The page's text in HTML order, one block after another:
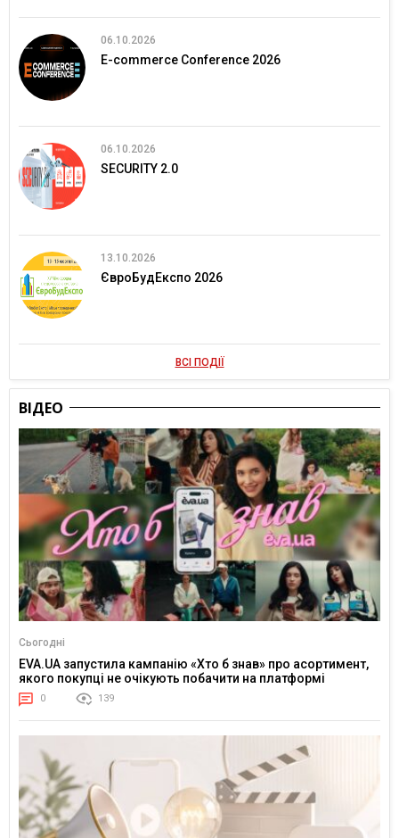
06.10.2026
E-commerce Conference 2026
06.10.2026
SECURITY 2.0
13.10.2026
ЄвроБудЕкспо 2026
ВСІ ПОДІЇ
ВІДЕО
Сьогодні
EVA.UA запустила кампанію «Хто б знав» про асортимент,
якого покупці не очікують побачити на платформі
0 139